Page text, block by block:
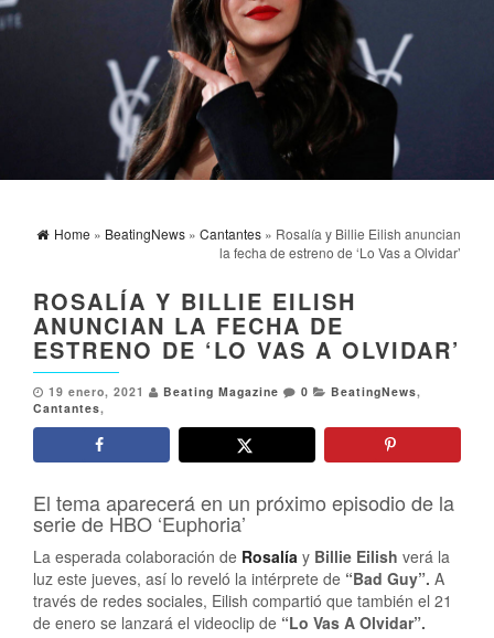
Home » BeatingNews » Cantantes » Rosalía y Billie Eilish anuncian
la fecha de estreno de ‘Lo Vas a Olvidar’
ROSALÍA Y BILLIE EILISH
ANUNCIAN LA FECHA DE
ESTRENO DE ‘LO VAS A OLVIDAR’
19 enero, 2021 Beating Magazine 0 BeatingNews,
Cantantes,
El tema aparecerá en un próximo episodio de la
serie de HBO ‘Euphoria’
La esperada colaboración de Rosalía y Billie Eilish verá la
luz este jueves, así lo reveló la intérprete de “Bad Guy”. A
través de redes sociales, Eilish compartió que también el 21
de enero se lanzará el videoclip de “Lo Vas A Olvidar”.